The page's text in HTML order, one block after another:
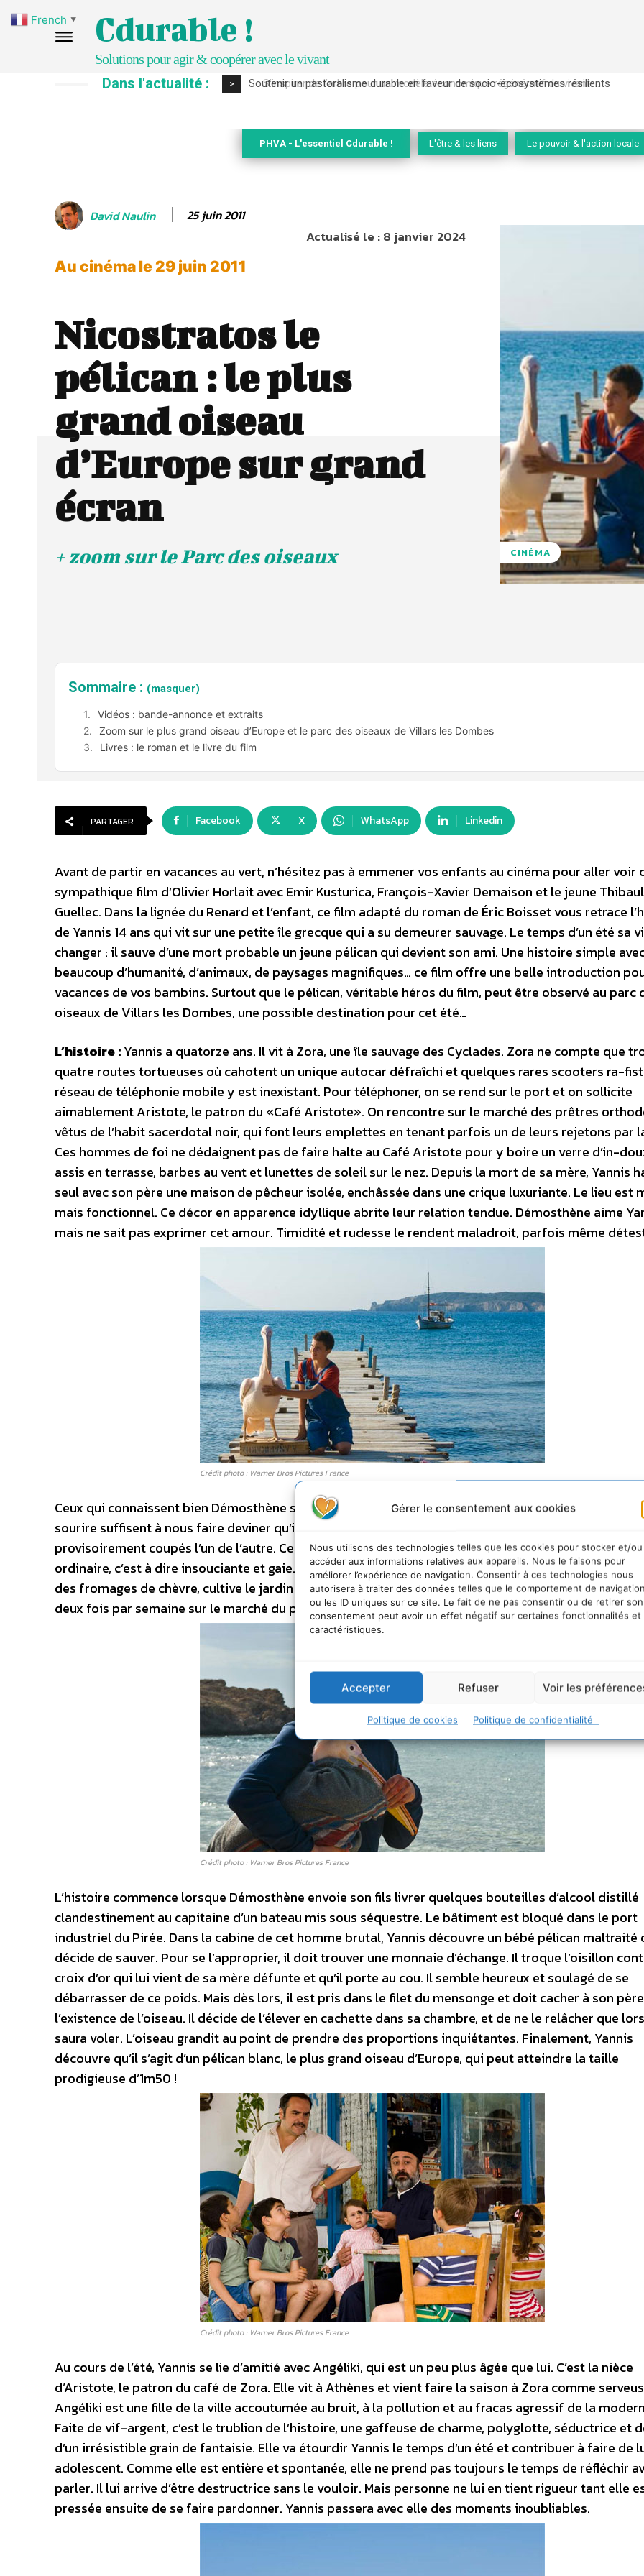
Gérer le consentement aux cookies
Nous utilisons des technologies telles que les cookies pour stocker et/ou
accéder aux informations relatives aux appareils. Nous le faisons pour
améliorer l’expérience de navigation. Consentir à ces technologies nous
autorisera à traiter des données telles que le comportement de navigation
ou les ID uniques sur ce site. Le fait de ne pas consentir ou de retirer son
consentement peut avoir un effet négatif sur certaines fonctionnalités et
caractéristiques.
Accepter Refuser Voir les
Politique de cookies Politique de confidentialité
Cdurable !
Solutions pour agir & coopérer avec le vivant
Dans l'actualité : > S’inspirer de l’arbre pour un modèle économique régénératif du vivant …
PHVA - L'essentiel Cdurable ! L'être & les liens Le pouvoir & l'action locale
David Naulin 25 juin 2011
Actualisé le :8 janvier 2024
Au cinéma le 29 juin 2011
Nicostratos le
pélican : le plus
grand oiseau
d’Europe sur grand
écran
+ zoom sur le Parc des oiseaux CINÉMA
Sommaire : (masquer)
Vidéos : bande-annonce et extraits
Zoom sur le plus grand oiseau d’Europe et le parc des oiseaux de Villars les Dombes
Livres : le roman et le livre du film
PARTAGER Facebook X WhatsApp Linkedin
Avant de partir en vacances au vert, n’hésitez pas à emmener vos enfants au cinéma pour aller voir
sympathique film d’Olivier Horlait avec Emir Kusturica, François-Xavier Demaison et le jeune
Guellec. Dans la lignée du Renard et l’enfant, ce film adapté du roman de Éric Boisset vous retrace
de Yannis 14 ans qui vit sur une petite île grecque qui a su demeurer sauvage. Le temps d’un été sa
changer : il sauve d’une mort probable un jeune pélican qui devient son ami. Une histoire simple
beaucoup d’humanité, d’animaux, de paysages magnifiques… ce film offre une belle introduction
vacances de vos bambins. Surtout que le pélican, véritable héros du film, peut être observé au parc
oiseaux de Villars les Dombes, une possible destination pour cet été…
L’histoire :Yannis a quatorze ans. Il vit à Zora, une île sauvage des Cyclades. Zora ne compte que
quatre routes tortueuses où cahotent un unique autocar défraîchi et quelques rares scooters ra-
réseau de téléphonie mobile y est inexistant. Pour téléphoner, on se rend sur le port et on sollicite
aimablement Aristote, le patron du «Café Aristote». On rencontre sur le marché des prêtres
vêtus de l’habit sacerdotal noir, qui font leurs emplettes en tenant parfois un de leurs rejetons par
Ces hommes de foi ne dédaignent pas de faire halte au Café Aristote pour y boire un verre d’in-
assis en terrasse, barbes au vent et lunettes de soleil sur le nez. Depuis la mort de sa mère, Yannis
seul avec son père une maison de pêcheur isolée, enchâssée dans une crique luxuriante. Le lieu est
mais fonctionnel. Ce décor en apparence idyllique abrite leur relation tendue. Démosthène aime
mais ne sait pas exprimer cet amour. Timidité et rudesse le rendent maladroit, parfois même
Crédit photo : Warner Bros Pictures France
Ceux qui connaissent bien Démosthène savent que l’homme n’est pas mauvais. Parfois, un regard ou
sourire suffisent à nous faire deviner qu’il suffirait de bien peu pour que tout s’arrange entre ces
provisoirement coupés l’un de l’autre. Ce qui manque, c’est l’occasion. Yannis ne vit pas une enfance
ordinaire, c’est à dire insouciante et gaie. Déscolarisé, il travaille pour son père, ravaude les filets,
des fromages de chèvre, cultive le jardin et va même jusqu’à vendre la maigre production familiale
deux fois par semaine sur le marché du petit port de l’île.
Crédit photo : Warner Bros Pictures France
L’histoire commence lorsque Démosthène envoie son fils livrer quelques bouteilles d’alcool distillé
clandestinement au capitaine d’un bateau mis sous séquestre. Le bâtiment est bloqué dans le port
industriel du Pirée. Dans la cabine de cet homme brutal, Yannis découvre un bébé pélican maltraité
décide de sauver. Pour se l’approprier, il doit trouver une monnaie d’échange. Il troque l’oisillon
croix d’or qui lui vient de sa mère défunte et qu’il porte au cou. Il semble heureux et soulagé de se
débarrasser de ce poids. Mais dès lors, il est pris dans le filet du mensonge et doit cacher à son père
l’existence de l’oiseau. Il décide de l’élever en cachette dans sa chambre, et de ne le relâcher que
saura voler. L’oiseau grandit au point de prendre des proportions inquiétantes. Finalement, Yannis
découvre qu’il s’agit d’un pélican blanc, le plus grand oiseau d’Europe, qui peut atteindre la taille
prodigieuse d’1m50 !
Crédit photo : Warner Bros Pictures France
Au cours de l’été, Yannis se lie d’amitié avec Angéliki, qui est un peu plus âgée que lui. C’est la nièce
d’Aristote, le patron du café de Zora. Elle vit à Athènes et vient faire la saison à Zora comme
Angéliki est une fille de la ville accoutumée au bruit, à la pollution et au fracas agressif de la
Faite de vif-argent, c’est le trublion de l’histoire, une gaffeuse de charme, polyglotte, séductrice et
d’un irrésistible grain de fantaisie. Elle va étourdir Yannis le temps d’un été et contribuer à faire de
adolescent. Comme elle est entière et spontanée, elle ne prend pas toujours le temps de réfléchir
parler. Il lui arrive d’être destructrice sans le vouloir. Mais personne ne lui en tient rigueur tant elle
pressée ensuite de se faire pardonner. Yannis passera avec elle des moments inoubliables.
French ▼